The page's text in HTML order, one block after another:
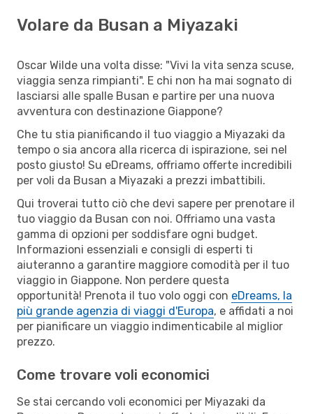
Volare da Busan a Miyazaki
Oscar Wilde una volta disse: "Vivi la vita senza scuse,
viaggia senza rimpianti". E chi non ha mai sognato di
lasciarsi alle spalle Busan e partire per una nuova
avventura con destinazione Giappone?
Che tu stia pianificando il tuo viaggio a Miyazaki da
tempo o sia ancora alla ricerca di ispirazione, sei nel
posto giusto! Su eDreams, offriamo offerte incredibili
per voli da Busan a Miyazaki a prezzi imbattibili.
Qui troverai tutto ciò che devi sapere per prenotare il
tuo viaggio da Busan con noi. Offriamo una vasta
gamma di opzioni per soddisfare ogni budget.
Informazioni essenziali e consigli di esperti ti
aiuteranno a garantire maggiore comodità per il tuo
viaggio in Giappone. Non perdere questa
opportunità! Prenota il tuo volo oggi con eDreams, la
più grande agenzia di viaggi d'Europa, e affidati a noi
per pianificare un viaggio indimenticabile al miglior
prezzo.
Come trovare voli economici
Se stai cercando voli economici per Miyazaki da